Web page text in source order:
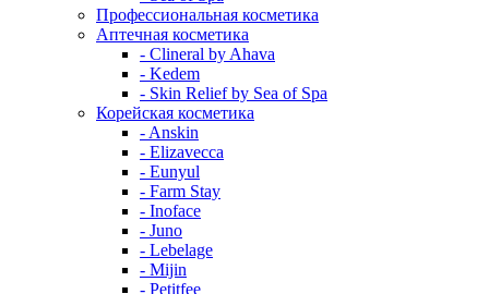
Профессиональная косметика
Аптечная косметика
- Clineral by Ahava
- Kedem
- Skin Relief by Sea of Spa
Корейская косметика
- Anskin
- Elizavecca
- Eunyul
- Farm Stay
- Inoface
- Juno
- Lebelage
- Mijin
- Petitfee